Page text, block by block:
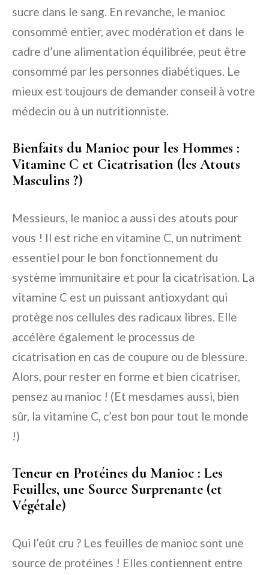
sucre dans le sang. En revanche, le manioc
consommé entier, avec modération et dans le
cadre d’une alimentation équilibrée, peut être
consommé par les personnes diabétiques. Le
mieux est toujours de demander conseil à votre
médecin ou à un nutritionniste.
Bienfaits du Manioc pour les Hommes :
Vitamine C et Cicatrisation (les Atouts
Masculins ?)
Messieurs, le manioc a aussi des atouts pour
vous ! Il est riche en vitamine C, un nutriment
essentiel pour le bon fonctionnement du
système immunitaire et pour la cicatrisation. La
vitamine C est un puissant antioxydant qui
protège nos cellules des radicaux libres. Elle
accélère également le processus de
cicatrisation en cas de coupure ou de blessure.
Alors, pour rester en forme et bien cicatriser,
pensez au manioc ! (Et mesdames aussi, bien
sûr, la vitamine C, c’est bon pour tout le monde
!)
Teneur en Protéines du Manioc : Les
Feuilles, une Source Surprenante (et
Végétale)
Qui l’eût cru ? Les feuilles de manioc sont une
source de protéines ! Elles contiennent entre